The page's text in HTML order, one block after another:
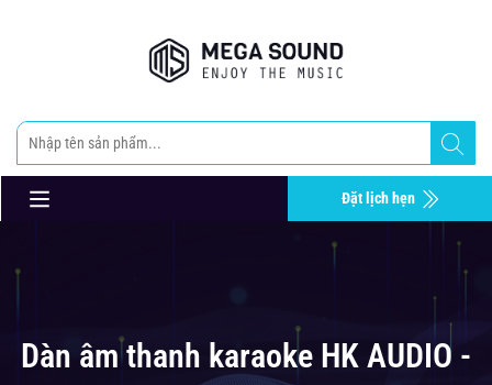
Đặt lịch hẹn
Dàn âm thanh karaoke HK AUDIO -